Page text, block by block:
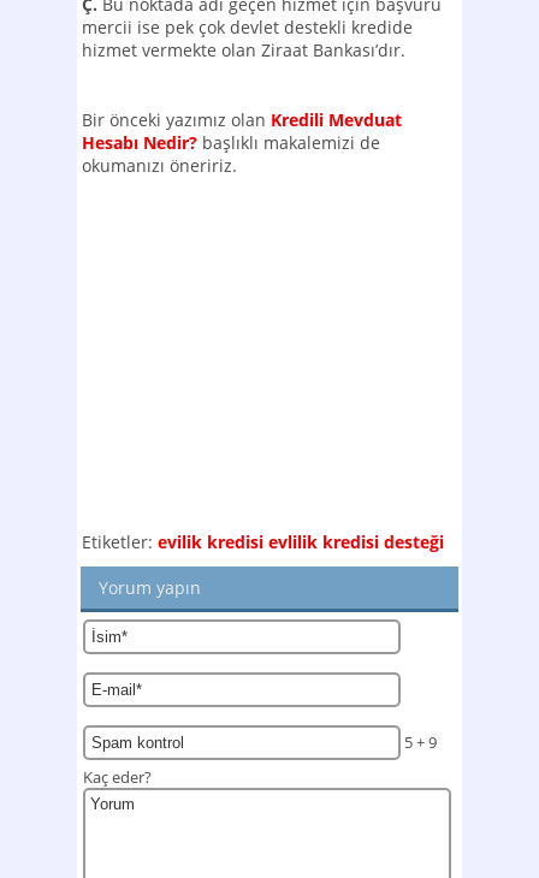
mercii ise pek çok devlet destekli kredide
hizmet vermekte olan Ziraat Bankası’dır.
Bir önceki yazımız olan Kredili Mevduat
Hesabı Nedir? başlıklı makalemizi de
okumanızı öneririz.
Etiketler: evilik kredisi evlilik kredisi desteği
Yorum yapın
5 + 9
Kaç eder?